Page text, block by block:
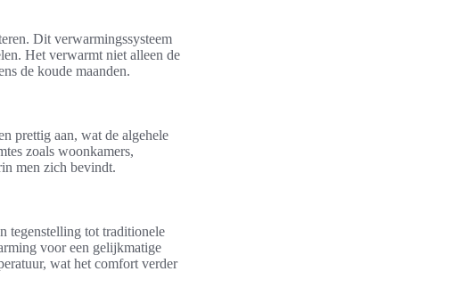
Dit verwarmingssysteem
Het verwarmt niet alleen de
de koude maanden.
prettig aan, wat de algehele
zoals woonkamers,
men zich bevindt.
tegenstelling tot traditionele
voor een gelijkmatige
wat het comfort verder